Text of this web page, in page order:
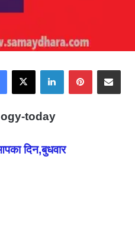
Facebook X LinkedIn Pinterest Share via Email
today
दिन,बुधवार